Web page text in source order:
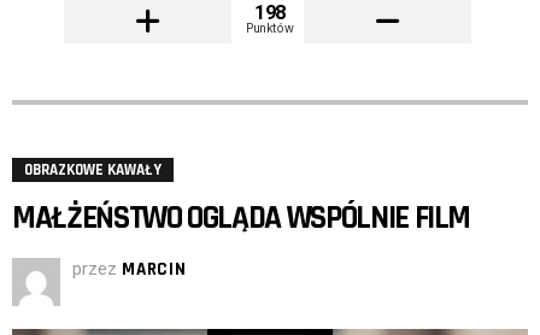
198
Punktów
OBRAZKOWE KAWAŁY
MAŁŻEŃSTWO OGLĄDA WSPÓLNIE FILM
przez MARCIN